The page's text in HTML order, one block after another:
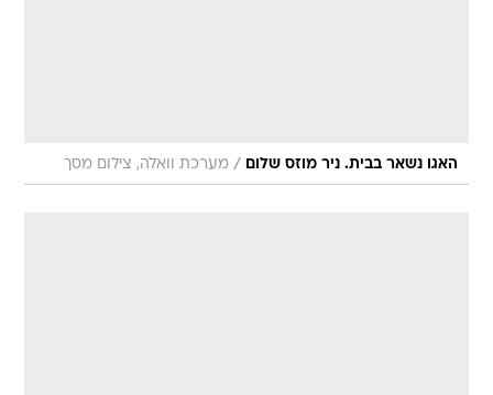
האגו נשאר בבית. ניר מוזס שלום / מערכת וואלה, צילום מסך